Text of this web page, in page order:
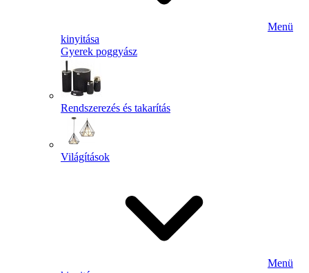
Menü
kinyitása
Gyerek poggyász
Rendszerezés és takarítás
Világítások
Menü